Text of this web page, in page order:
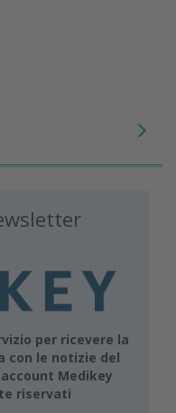
per ricevere la
con le notizie del
Medikey
riservati